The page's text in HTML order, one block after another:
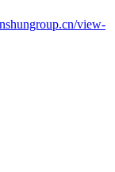
view-